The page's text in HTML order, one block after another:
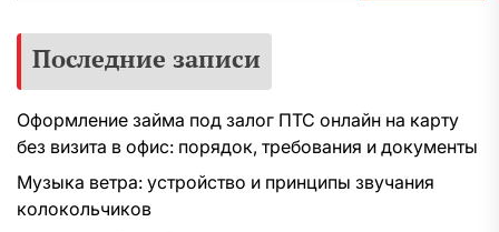
Последние записи
Оформление займа под залог ПТС онлайн на карту
без визита в офис: порядок, требования и документы
Музыка ветра: устройство и принципы звучания
колокольчиков